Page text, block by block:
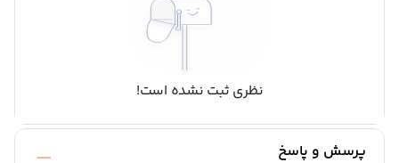
نظری ثبت نشده است!
پرسش و پاسخ